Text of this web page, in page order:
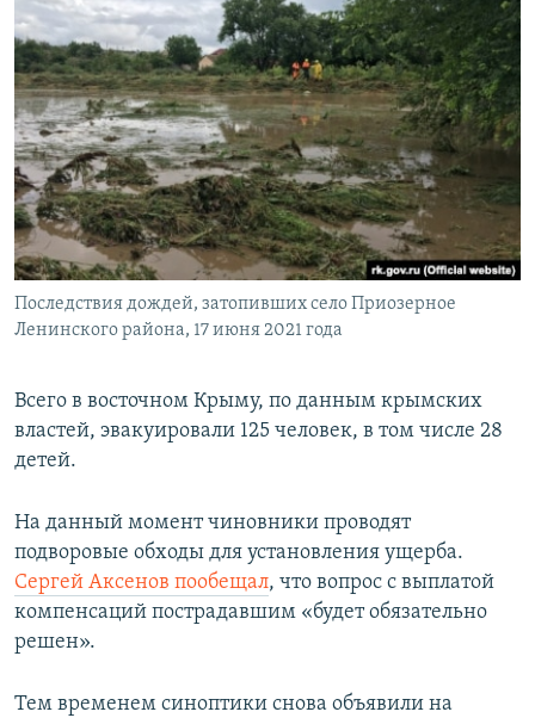
Последствия дождей, затопивших село Приозерное
Ленинского района, 17 июня 2021 года
Всего в восточном Крыму, по данным крымских
властей, эвакуировали 125 человек, в том числе 28
детей.
На данный момент чиновники проводят
подворовые обходы для установления ущерба.
Сергей Аксенов пообещал, что вопрос с выплатой
компенсаций пострадавшим «будет обязательно
решен».
Тем временем синоптики снова объявили на